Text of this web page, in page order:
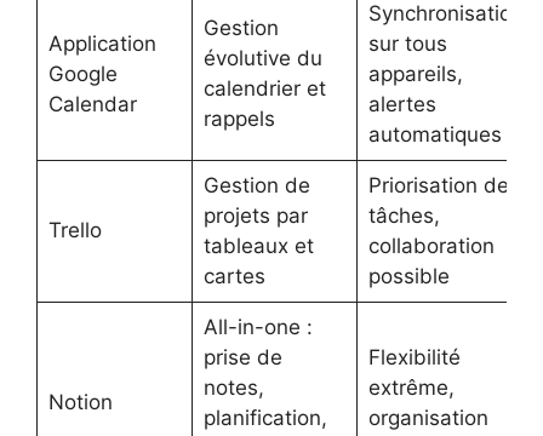
Application
Google
Calendar
Gestion
évolutive du
calendrier et
rappels
Synchronisation
sur tous
appareils,
alertes
automatiques
Trello
Gestion de
projets par
tableaux et
cartes
Priorisation des
tâches,
collaboration
possible
Notion
All-in-one :
prise de
notes,
planification,
Flexibilité
extrême,
organisation